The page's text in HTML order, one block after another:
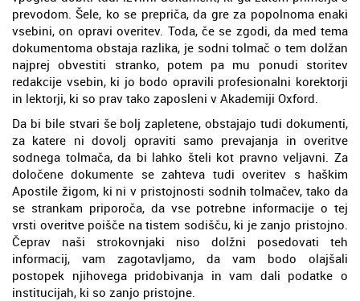
prevodom. Šele, ko se prepriča, da gre za popolnoma enaki
vsebini, on opravi overitev. Toda, če se zgodi, da med tema
dokumentoma obstaja razlika, je sodni tolmač o tem dolžan
najprej obvestiti stranko, potem pa mu ponudi storitev
redakcije vsebin, ki jo bodo opravili profesionalni korektorji
in lektorji, ki so prav tako zaposleni v Akademiji Oxford.
Da bi bile stvari še bolj zapletene, obstajajo tudi dokumenti,
za katere ni dovolj opraviti samo prevajanja in overitve
sodnega tolmača, da bi lahko šteli kot pravno veljavni. Za
določene dokumente se zahteva tudi overitev s haškim
Apostile žigom, ki ni v pristojnosti sodnih tolmačev, tako da
se strankam priporoča, da vse potrebne informacije o tej
vrsti overitve poišče na tistem sodišču, ki je zanjo pristojno.
Čeprav naši strokovnjaki niso dolžni posedovati teh
informacij, vam zagotavljamo, da vam bodo olajšali
postopek njihovega pridobivanja in vam dali podatke o
institucijah, ki so zanjo pristojne.